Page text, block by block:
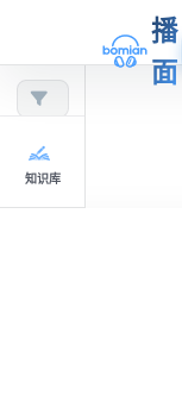
播
面
知识库